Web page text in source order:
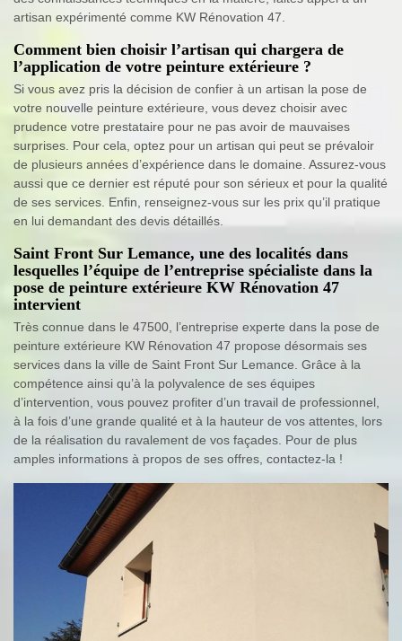
artisan expérimenté comme KW Rénovation 47.
Comment bien choisir l’artisan qui chargera de
l’application de votre peinture extérieure ?
Si vous avez pris la décision de confier à un artisan la pose de
votre nouvelle peinture extérieure, vous devez choisir avec
prudence votre prestataire pour ne pas avoir de mauvaises
surprises. Pour cela, optez pour un artisan qui peut se prévaloir
de plusieurs années d’expérience dans le domaine. Assurez-vous
aussi que ce dernier est réputé pour son sérieux et pour la qualité
de ses services. Enfin, renseignez-vous sur les prix qu’il pratique
en lui demandant des devis détaillés.
Saint Front Sur Lemance, une des localités dans
lesquelles l’équipe de l’entreprise spécialiste dans la
pose de peinture extérieure KW Rénovation 47
intervient
Très connue dans le 47500, l’entreprise experte dans la pose de
peinture extérieure KW Rénovation 47 propose désormais ses
services dans la ville de Saint Front Sur Lemance. Grâce à la
compétence ainsi qu’à la polyvalence de ses équipes
d’intervention, vous pouvez profiter d’un travail de professionnel,
à la fois d’une grande qualité et à la hauteur de vos attentes, lors
de la réalisation du ravalement de vos façades. Pour de plus
amples informations à propos de ses offres, contactez-la !